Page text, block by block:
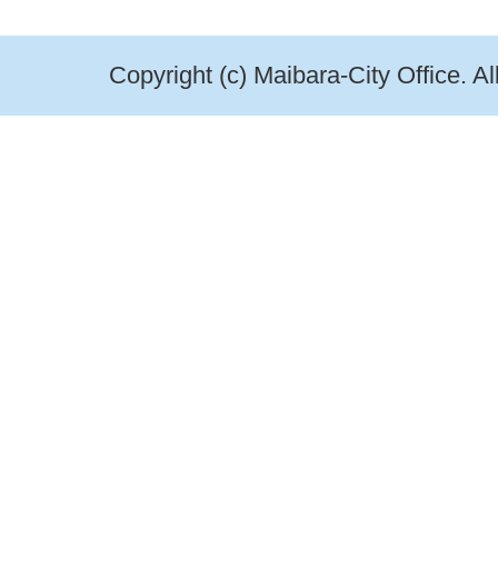
Copyright (c) Maibara-City Office.